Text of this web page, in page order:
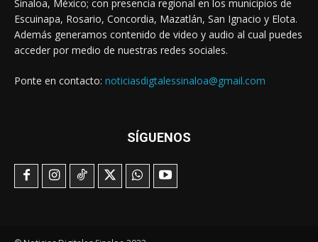
Sinaloa, México; con presencia regional en los municipios de
Escuinapa, Rosario, Concordia, Mazatlán, San Ignacio y Elota.
Además generamos contenido de video y audio al cual puedes
acceder por medio de nuestras redes sociales.
Ponte en contacto: noticiasdigtalessinaloa@gmail.com
SÍGUENOS